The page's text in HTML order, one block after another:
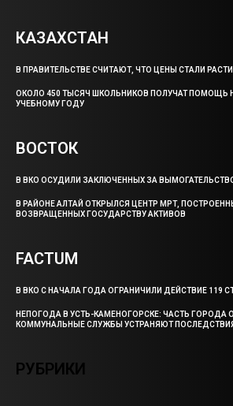
КАЗАХСТАН
В ПРАВИТЕЛЬСТВЕ СЧИТАЮТ, ЧТО ЦЕНЫ СТАЛИ
ОКОЛО 450 ТЫСЯЧ ШКОЛЬНИКОВ ПОЛУЧАТ ПОМОЩЬ
УЧЕБНОМУ ГОДУ
ВОСТОК
В ВКО ОСУДИЛИ ЗАКЛЮЧЕННЫХ ЗА
В РАЙОНЕ АЛТАЙ ОТКРЫЛСЯ ЦЕНТР МРТ,
ВОЗВРАЩЕННЫХ ГОСУДАРСТВУ АКТИВОВ
FACTUM
В ВКО С НАЧАЛА ГОДА ОГРАНИЧИЛИ ДЕЙСТВИЕ 119
НЕПОГОДА В УСТЬ-КАМЕНОГОРСКЕ: ЧАСТЬ ГОРОДА
КОММУНАЛЬНЫЕ СЛУЖБЫ УСТРАНЯЮТ
РУБРИКИ